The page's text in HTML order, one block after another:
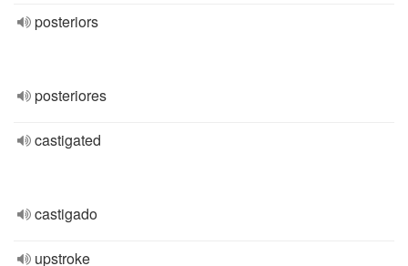
posteriors
posteriores
castigated
castigado
upstroke